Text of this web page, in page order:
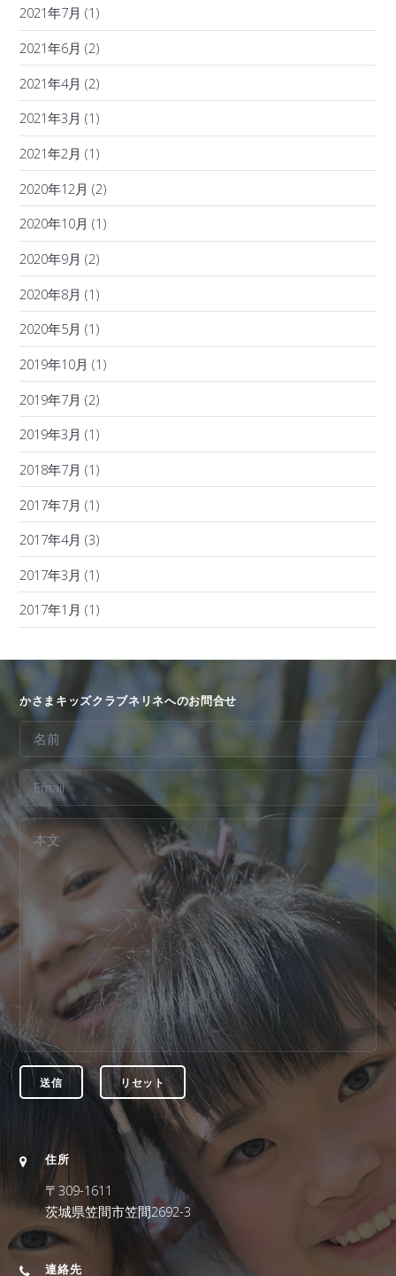
2021年7月 (1)
2021年6月 (2)
2021年4月 (2)
2021年3月 (1)
2021年2月 (1)
2020年12月 (2)
2020年10月 (1)
2020年9月 (2)
2020年8月 (1)
2020年5月 (1)
2019年10月 (1)
2019年7月 (2)
2019年3月 (1)
2018年7月 (1)
2017年7月 (1)
2017年4月 (3)
2017年3月 (1)
2017年1月 (1)
かさまキッズクラブネリネへのお問合せ
住所
〒309-1611
茨城県笠間市笠間2692-3
連絡先